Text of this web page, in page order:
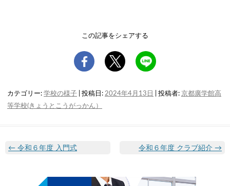
この記事をシェアする
カテゴリー: 学校の様子 | 投稿日: 2024年4月13日 投稿者: 京都廣学館高
等学校(きょうとこうがっかん）
← 令和６年度 入門式 令和６年度 クラブ紹介 →